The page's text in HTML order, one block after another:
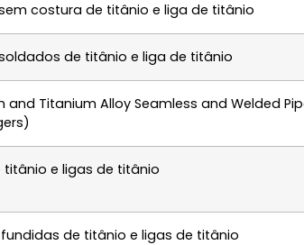
costura de titânio e liga de titânio
de titânio e liga de titânio
Titanium Alloy Seamless and Welded
e ligas de titânio
de titânio e ligas de titânio